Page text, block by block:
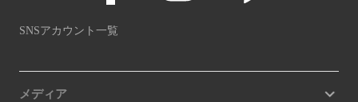
SNSアカウント一覧
メディア